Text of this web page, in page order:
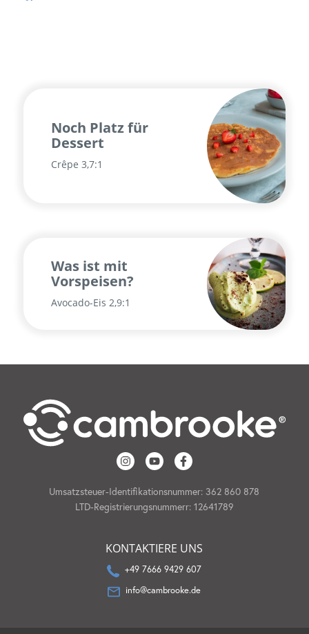
Noch Platz für
Dessert
Crêpe 3,7:1
Was ist mit
Vorspeisen?
Avocado-Eis 2,9:1
KONTAKTIERE UNS
+49 7666 9429 607
info@cambrooke.de
Umsatzsteuer-Identifikationsnummer: 362 860 878
LTD-Registrierungsnummerr: 12641789